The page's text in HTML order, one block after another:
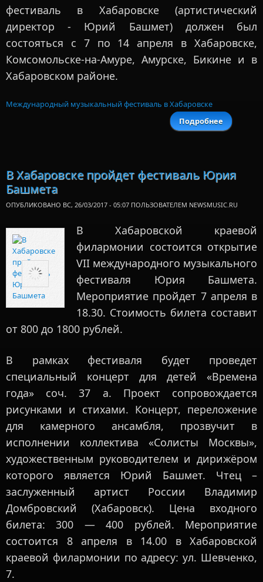
фестиваль в Хабаровске (артистический
директор - Юрий Башмет) должен был
состояться с 7 по 14 апреля в Хабаровске,
Комсомольске-на-Амуре, Амурске, Бикине и в
Хабаровском районе.
Международный музыкальный фестиваль в Хабаровске
Подробнее о
В Хабаровске пройдет фестиваль Юрия
Башмета
ОПУБЛИКОВАНО ВС, 26/03/2017 - 05:07 ПОЛЬЗОВАТЕЛЕМ NEWSMUSIC.RU
В Хабаровской краевой
филармонии состоится открытие
VII международного музыкального
фестиваля Юрия Башмета.
Мероприятие пройдет 7 апреля в
18.30. Стоимость билета составит
от 800 до 1800 рублей.
В рамках фестиваля будет проведет
специальный концерт для детей «Времена
года» соч. 37 a. Проект сопровождается
рисунками и стихами. Концерт, переложение
для камерного ансамбля, прозвучит в
исполнении коллектива «Солисты Москвы»,
художественным руководителем и дирижёром
которого является Юрий Башмет. Чтец –
заслуженный артист России Владимир
Домбровский (Хабаровск). Цена входного
билета: 300 — 400 рублей. Мероприятие
состоится 8 апреля в 14.00 в Хабаровской
краевой филармонии по адресу: ул. Шевченко,
7.